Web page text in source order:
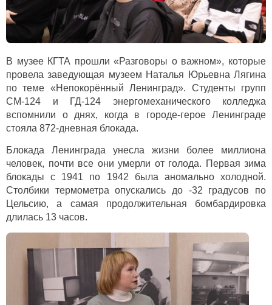
В музее КГТА прошли «Разговоры о важном», которые
провела заведующая музеем Наталья Юрьевна Лягина
по теме «Непокорённый Ленинград». Студенты групп
СМ-124 и ГД-124 энергомеханического колледжа
вспомнили о днях, когда в городе-герое Ленинграде
стояла 872-дневная блокада.
Блокада Ленинграда унесла жизни более миллиона
человек, почти все они умерли от голода. Первая зима
блокады с 1941 по 1942 была аномально холодной.
Столбики термометра опускались до -32 градусов по
Цельсию, а самая продолжительная бомбардировка
длилась 13 часов.